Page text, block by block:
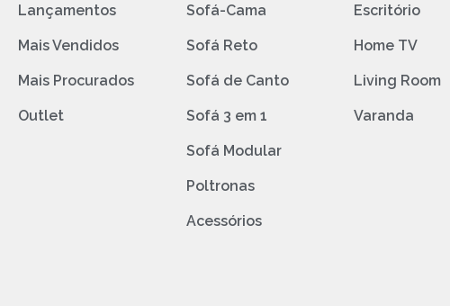
Lançamentos
Mais Vendidos
Mais Procurados
Outlet
Sofá-Cama
Sofá Reto
Sofá de Canto
Sofá 3 em 1
Sofá Modular
Poltronas
Acessórios
Escritório
Home TV
Living Room
Varanda